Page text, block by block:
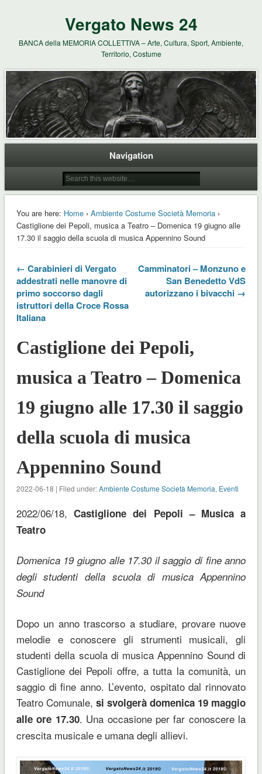
Vergato News 24
BANCA della MEMORIA COLLETTIVA – Arte, Cultura, Sport, Ambiente,
Territorio, Costume
Navigation
You are here: Home› Ambiente Costume Società Memoria›
Castiglione dei Pepoli, musica a Teatro – Domenica 19 giugno alle
17.30 il saggio della scuola di musica Appennino Sound
← Carabinieri di Vergato
addestrati nelle manovre di
primo soccorso dagli
istruttori della Croce Rossa
Italiana
Camminatori – Monzuno e
San Benedetto VdS
autorizzano i bivacchi →
Castiglione dei Pepoli,
musica a Teatro – Domenica
19 giugno alle 17.30 il saggio
della scuola di musica
Appennino Sound
2022-06-18 | Filed under:Ambiente Costume Società Memoria, Eventi
2022/06/18,Castiglione dei Pepoli – Musica a
Teatro
Domenica 19 giugno alle 17.30 il saggio di fine anno
degli studenti della scuola di musica Appennino
Sound
Dopo un anno trascorso a studiare, provare nuove
melodie e conoscere gli strumenti musicali, gli
studenti della scuola di musica Appennino Sound di
Castiglione dei Pepoli offre, a tutta la comunità, un
saggio di fine anno. L’evento, ospitato dal rinnovato
Teatro Comunale, si svolgerà domenica 19 maggio
alle ore 17.30. Una occasione per far conoscere la
crescita musicale e umana degli allievi.